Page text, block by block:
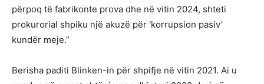
përpoq të fabrikonte prova dhe në vitin 2024, shteti
prokurorial shpiku një akuzë për ‘korrupsion pasiv’
kundër meje.”
Berisha paditi Blinken-in për shpifje në vitin 2021. Ai u